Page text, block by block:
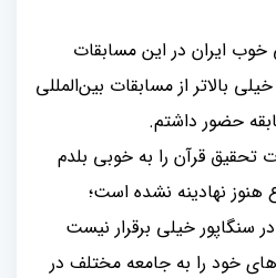
خوب ایران در این مسابقات
بالاتر از مسابقات بین‌المللی
حضور داشتم.
تحقیق قرآن را به خوبی بلدم
هنوز نهادینه نشده است؛
سنگاپور خیلی برقرار نیست
خود را به جامعه مختلف در